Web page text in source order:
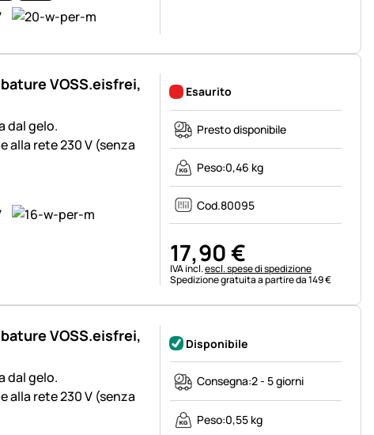
VOSS.eisfrei,
dal gelo.
alla rete 230 V (senza
Esaurito
Presto disponibile
Peso:0,46 kg
Cod.80095
17,90€
Informazioni fiscali:
IVA incl.escl. spese di spedizione
Spedizione gratuita a partire da 149 €
VOSS.eisfrei,
dal gelo.
alla rete 230 V (senza
Disponibile
Consegna:2 - 5 giorni
Peso:0,55 kg